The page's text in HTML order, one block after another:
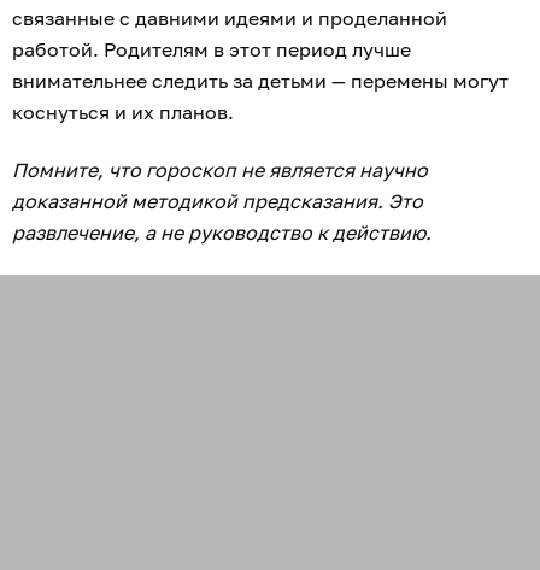
связанные с давними идеями и проделанной
работой. Родителям в этот период лучше
внимательнее следить за детьми — перемены могут
коснуться и их планов.
Помните, что гороскоп не является научно
доказанной методикой предсказания. Это
развлечение, а не руководство к действию.